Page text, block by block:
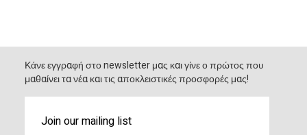
Κάνε εγγραφή στο newsletter μας και γίνε ο πρώτος που
μαθαίνει τα νέα και τις αποκλειστικές προσφορές μας!
Join our mailing list